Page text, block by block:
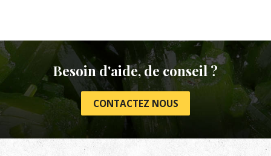
Besoin d'aide, de conseil ?
CONTACTEZ NOUS